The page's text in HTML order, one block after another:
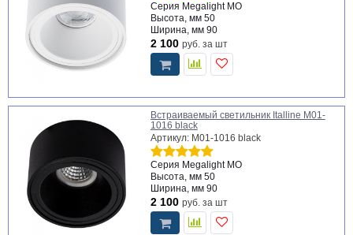
Серия Megalight MO
Высота, мм 50
Ширина, мм 90
2 100 руб. за шт
Встраиваемый светильник Italline M01-
1016 black
Артикул: M01-1016 black
Серия Megalight MO
Высота, мм 50
Ширина, мм 90
2 100 руб. за шт